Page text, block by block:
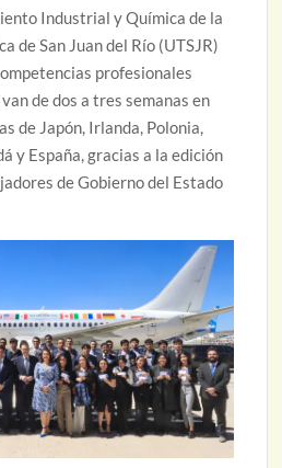
Industrial y Química de la
de San Juan del Río (UTSJR)
profesionales
de dos a tres semanas en
de Japón, Irlanda, Polonia,
y España, gracias a la edición
de Gobierno del Estado